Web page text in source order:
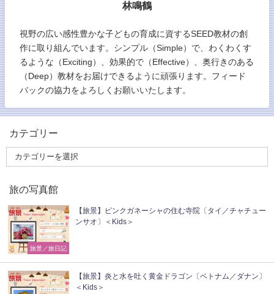
林鳴鶴
視野の広い感性豊かな子どもの育成に資するSEED教材の創
作に取り組んでいます。シンプル（Simple）で、わくわくす
るような（Exciting）、効果的で（Effective）、奥行きのある
（Deep）教材をお届けできるように頑張ります。フィード
バックの協力をよろしくお願いいたします。
カテゴリー
旅の写真館
旅景／旅日記
【旅景】ピンクガネーシャの住む寺院〔タイ／チャチュー
ンサオ〕＜Kids＞
【旅景】炎と水を吐く黄金ドラゴン〔ベトナム／ダナン〕
＜Kids＞